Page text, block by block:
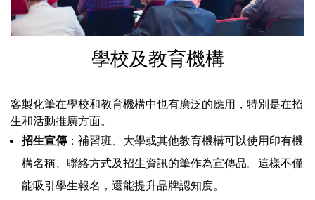
學校及教育機構
客製化筆在學校和教育機構中也有廣泛的應用，特別是在招
生和活動推廣方面。
招生宣傳：補習班、大學或其他教育機構可以使用印有機
構名稱、聯絡方式及招生資訊的筆作為宣傳品。這樣不僅
能吸引學生報名，還能提升品牌認知度。